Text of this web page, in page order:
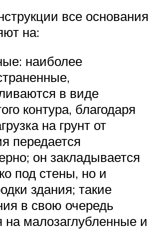
все основания
на:
наиболее
в виде
контура, благодаря
на грунт от
передается
он закладывается
под стены, но и
здания; такие
в свою очередь
на малозаглубленные и